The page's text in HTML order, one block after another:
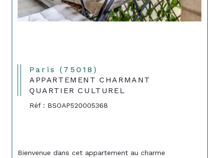
Paris (75018)
APPARTEMENT CHARMANT
QUARTIER CULTUREL
Réf : BSOAP520005368
Bienvenue dans cet appartement au charme